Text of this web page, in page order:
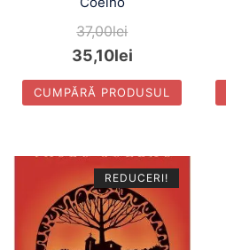
37,00lei
35,10lei
CUMPĂRĂ PRODUSUL
REDUCERI!